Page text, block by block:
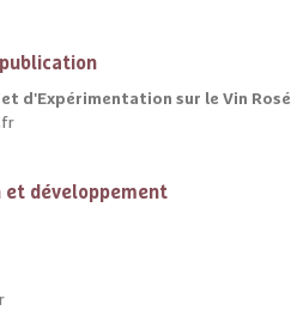
et d'Expérimentation sur le Vin Rosé
et développement